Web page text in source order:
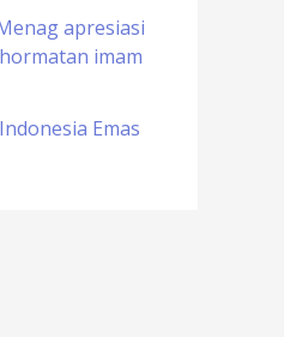
apresiasi
imam
Emas